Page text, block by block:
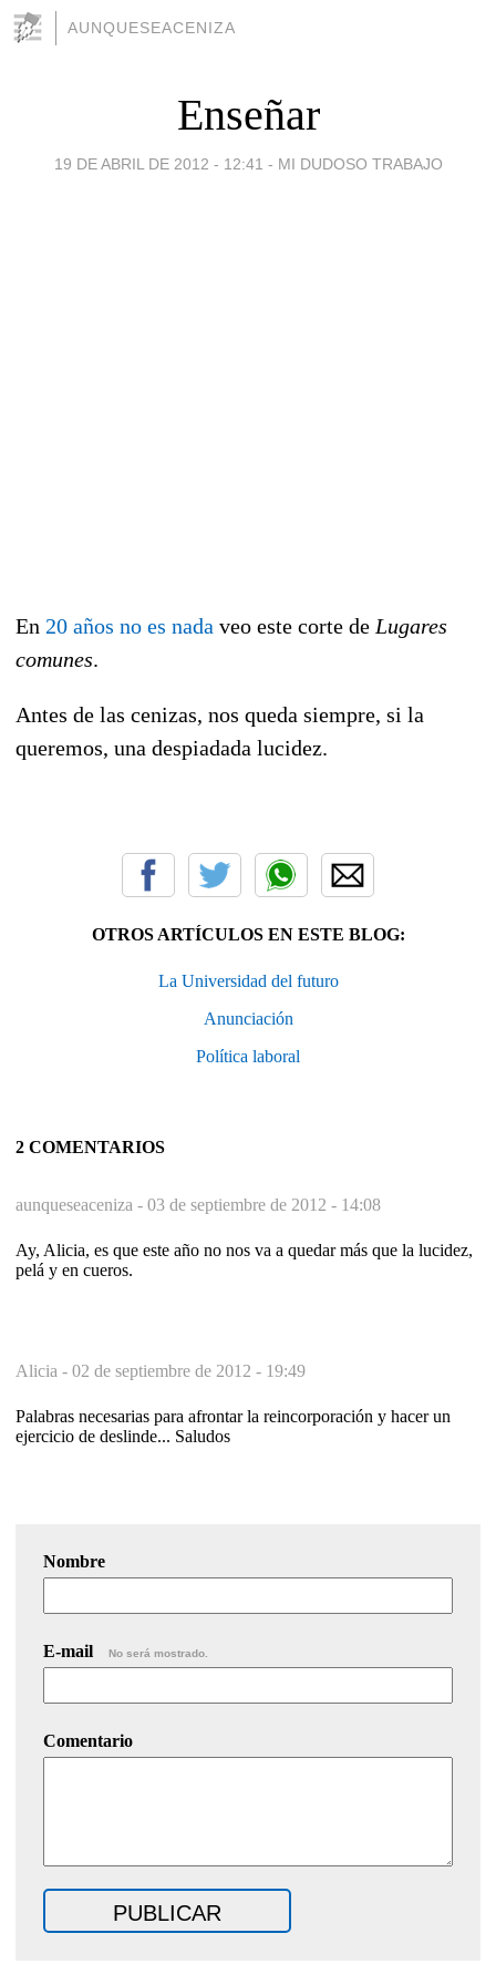
AUNQUESEACENIZA
Enseñar
19 DE ABRIL DE 2012 - 12:41 - MI DUDOSO TRABAJO
En 20 años no es nada veo este corte de Lugares
comunes.
Antes de las cenizas, nos queda siempre, si la
queremos, una despiadada lucidez.
OTROS ARTÍCULOS EN ESTE BLOG:
La Universidad del futuro
Anunciación
Política laboral
2 COMENTARIOS
aunqueseaceniza - 03 de septiembre de 2012 - 14:08
Ay, Alicia, es que este año no nos va a quedar más que la lucidez,
pelá y en cueros.
Alicia - 02 de septiembre de 2012 - 19:49
Palabras necesarias para afrontar la reincorporación y hacer un
ejercicio de deslinde... Saludos
Nombre
E-mail No será mostrado.
Comentario